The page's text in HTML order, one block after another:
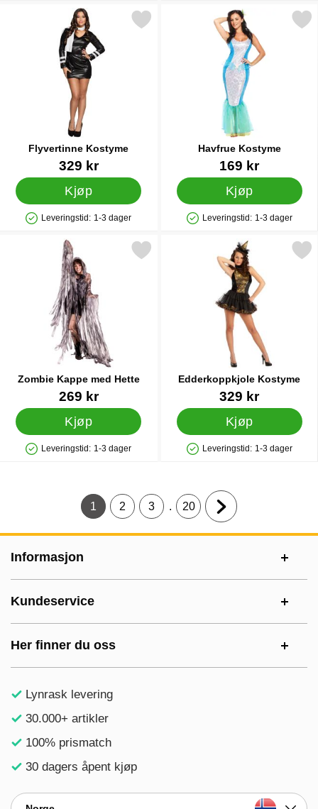
Flyvertinne Kostyme
Varenummer 15978
329 kr
Kjøp
Produkttilgjengelighet: På lager
Leveringstid: 1-3 dager
Merk flyvertinne Kostyme som favoritt
Havfrue Kostyme
Varenummer 24340
169 kr
Kjøp
Produkttilgjengelighet: På lager
Leveringstid: 1-3 dager
Merk havfrue
Zombie Kappe med Hette
Varenummer 86830
269 kr
Kjøp
Produkttilgjengelighet: På lager
Leveringstid: 1-3 dager
Merk zombie Kappe med Hette som favoritt
Edderkoppkjole Kostyme
Varenummer 8145
329 kr
Kjøp
Produkttilgjengelighet: På lager
Leveringstid: 1-3 dager
Merk edderkoppkjole
Gjeldende side, Side
1
Gå til side
2
Gå til side
3
.
Gå til side
20
Gå til neste side
Informasjon
Kundeservice
Her finner du oss
Lynrask levering
30.000+ artikler
100% prismatch
30 dagers åpent kjøp